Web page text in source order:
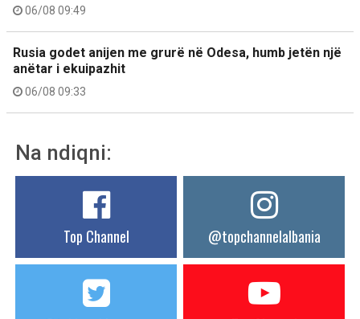
06/08 09:49
Rusia godet anijen me grurë në Odesa, humb jetën një
anëtar i ekuipazhit
06/08 09:33
Na ndiqni:
Top Channel @topchannelalbania